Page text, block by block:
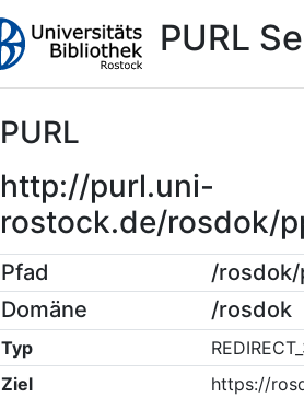
PURL
PURL
http://purl.uni-
rostock.de/rosdok/
Pfad
/
Domäne
/rosdok
Typ
Ziel
https://